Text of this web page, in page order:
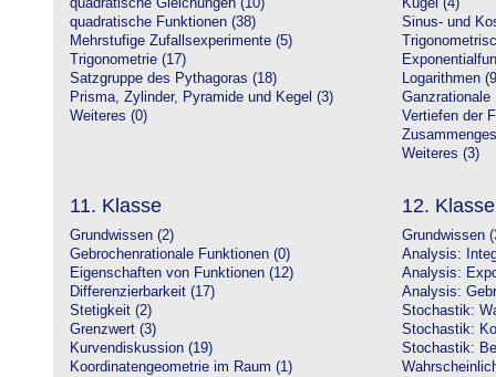
quadratische Gleichungen (10)
quadratische Funktionen (38)
Mehrstufige Zufallsexperimente (5)
Trigonometrie (17)
Satzgruppe des Pythagoras (18)
Prisma, Zylinder, Pyramide und Kegel (3)
Weiteres (0)
Kugel (4)
Sinus- und
Logarithmen
Ganzrationale
Vertiefen der
Weiteres (3)
11. Klasse
Grundwissen (2)
Gebrochenrationale Funktionen (0)
Eigenschaften von Funktionen (12)
Differenzierbarkeit (17)
Stetigkeit (2)
Grenzwert (3)
Kurvendiskussion (19)
Koordinatengeometrie im Raum (1)
12. Klasse
Grundwissen
Analysis:
Analysis:
Analysis:
Stochastik:
Stochastik:
Stochastik: